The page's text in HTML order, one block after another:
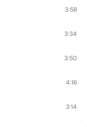
3:58
3:34
3:50
4:16
3:14